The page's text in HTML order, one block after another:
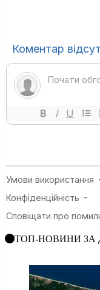
ТОП-НОВИНИ ЗА